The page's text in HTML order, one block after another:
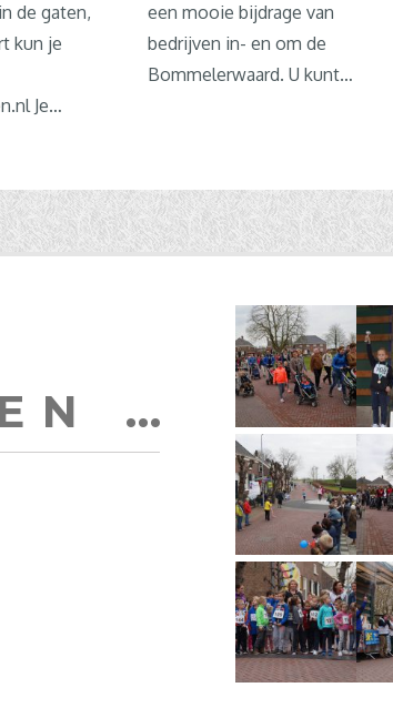
de gaten,
kun je
Je…
een mooie bijdrage van
bedrijven in- en om de
Bommelerwaard. U kunt…